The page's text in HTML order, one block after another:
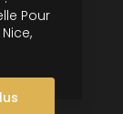
Pour